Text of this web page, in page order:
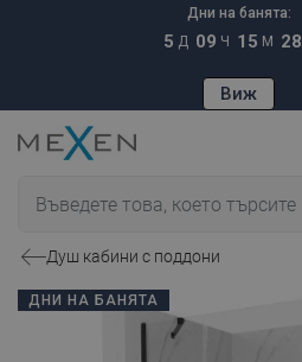
Дни на банята:
5 Д 09 Ч 15 М 27
Виж
Душ кабини с поддони
ДНИ НА БАНЯТА